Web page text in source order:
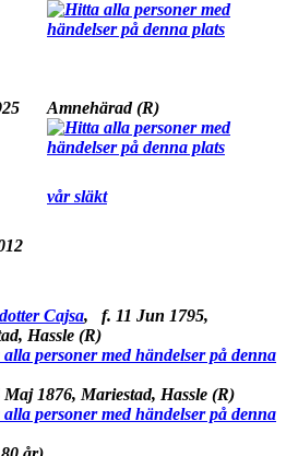
Amnehärad (R)
vår släkt
Cajsa, f. 11 Jun 1795,
Hassle (R)
Maj 1876, Mariestad, Hassle (R)